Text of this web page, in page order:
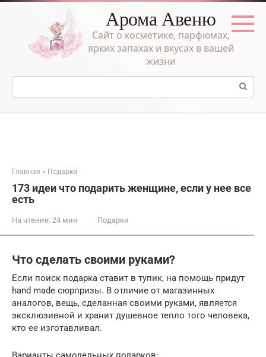
Перейти
Арома Авеню
Сайт о косметике, парфюмах,
ярких запахах и вкусах в вашей
жизни
Поиск:
Главная » Подарки
173 идеи что подарить женщине, если у нее все
есть
На чтение: 24 мин Подарки
Что сделать своими руками?
Если поиск подарка ставит в тупик, на помощь придут
hand made сюрпризы. В отличие от магазинных
аналогов, вещь, сделанная своими руками, является
эксклюзивной и хранит душевное тепло того человека,
кто ее изготавливал.